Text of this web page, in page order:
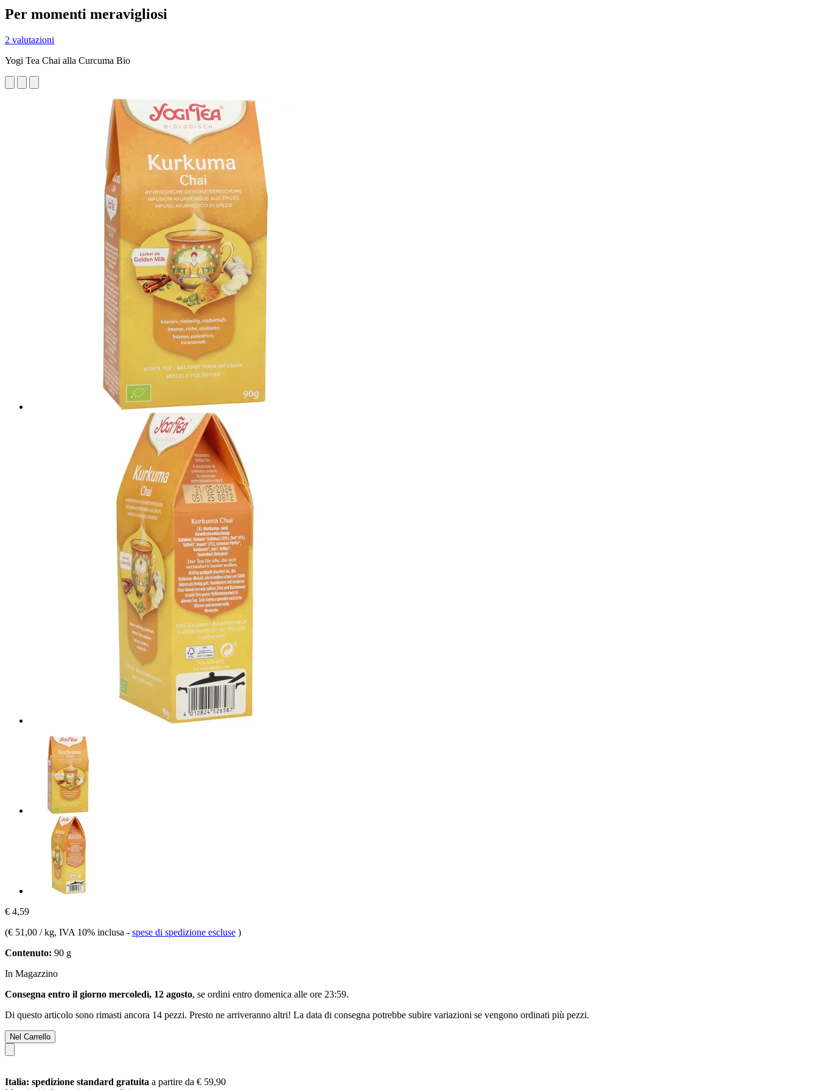
Per momenti meravigliosi
2 valutazioni
Yogi Tea Chai alla Curcuma Bio
€ 4,59
(€ 51,00 / kg, IVA 10% inclusa - spese di spedizione escluse )
Contenuto: 90 g
In Magazzino
Consegna entro il giorno mercoledì, 12 agosto, se ordini entro domenica alle ore 23:59.
Di questo articolo sono rimasti ancora 14 pezzi. Presto ne arriveranno altri! La data di consegna potrebbe subire variazioni se vengono ordinati più pezzi.
Nel Carrello
Italia: spedizione standard gratuita a partire da € 59,90